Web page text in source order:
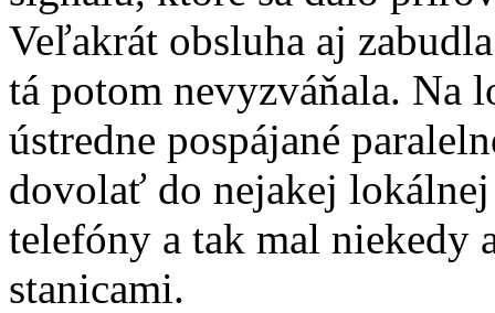
Veľakrát obsluha aj
tá potom nevyzváňala. Na
ústredne pospájané
dovolať do nejakej
telefóny a tak mal niekedy
stanicami.